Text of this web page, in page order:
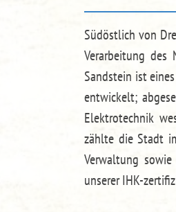
Südöstlich von
Verarbeitung
Sandstein ist
entwickelt;
Elektrotechnik
zählte die Stadt
Verwaltung
unserer IHK-